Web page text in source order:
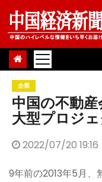
Skip
content
企業
中国の不動
大型プロジ
2022/07/20 19:16
9年前の2013年5月、